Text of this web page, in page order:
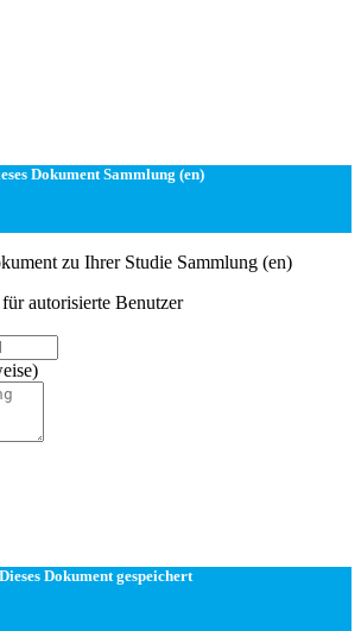
Dokument Sammlung (en)
zu Ihrer Studie Sammlung (en)
autorisierte Benutzer
Dieses Dokument gespeichert